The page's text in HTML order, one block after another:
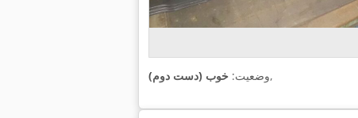
وضعیت: خوب (دست دوم) ,